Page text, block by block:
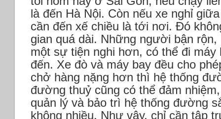
là đến Hà Nội. Còn nếu xe nghỉ
cần đến xế chiều là tới nơi. Đó
gian quá dài. Những người bận
một sự tiện nghi hơn, có thể đi máy
đến. Xe đò và máy bay đều cho
chở hàng nặng hơn thì hệ thống
đường thuỷ cũng có thể đảm
quản lý và bảo trì hệ thống đường
không nhiều. Như vậy, chỉ cần tập